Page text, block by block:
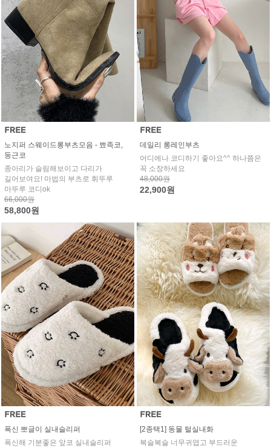
노지퍼 스웨이드롱부츠모음 - 뾰족코,
둥근코
종아리가 슬림해보이고 다리가
길어보여요! 마법의 부츠로 휘뚜루
마뚜루 코디ok
66,000원
58,800원
데일리 롱레인부츠
어디에나 코디하기 좋아요^^ 하나쯤은
꼭 소장하세요
48,000원
22,900원
폭신 뽀글이 실내슬리퍼
폭신해 기분좋은 앞코 실내슬리퍼
[2종택1] 동물 털실내화
복슬복슬 너무귀엽고 부드러운